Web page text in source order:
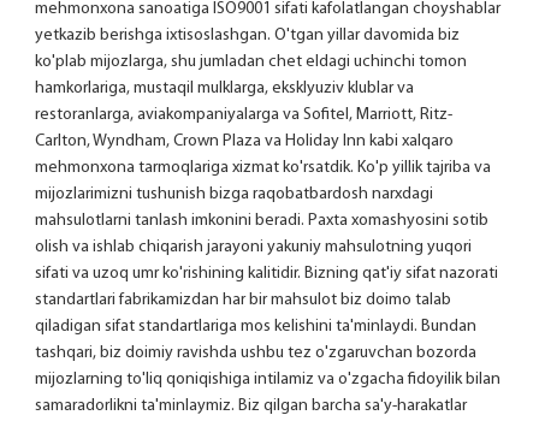
mehmonxona sanoatiga ISO9001 sifati kafolatlangan choyshablar
yetkazib berishga ixtisoslashgan. O'tgan yillar davomida biz
ko'plab mijozlarga, shu jumladan chet eldagi uchinchi tomon
hamkorlariga, mustaqil mulklarga, eksklyuziv klublar va
restoranlarga, aviakompaniyalarga va Sofitel, Marriott, Ritz-
Carlton, Wyndham, Crown Plaza va Holiday Inn kabi xalqaro
mehmonxona tarmoqlariga xizmat ko'rsatdik. Ko'p yillik tajriba va
mijozlarimizni tushunish bizga raqobatbardosh narxdagi
mahsulotlarni tanlash imkonini beradi. Paxta xomashyosini sotib
olish va ishlab chiqarish jarayoni yakuniy mahsulotning yuqori
sifati va uzoq umr ko'rishining kalitidir. Bizning qat'iy sifat nazorati
standartlari fabrikamizdan har bir mahsulot biz doimo talab
qiladigan sifat standartlariga mos kelishini ta'minlaydi. Bundan
tashqari, biz doimiy ravishda ushbu tez o'zgaruvchan bozorda
mijozlarning to'liq qoniqishiga intilamiz va o'zgacha fidoyilik bilan
samaradorlikni ta'minlaymiz. Biz qilgan barcha sa'y-harakatlar